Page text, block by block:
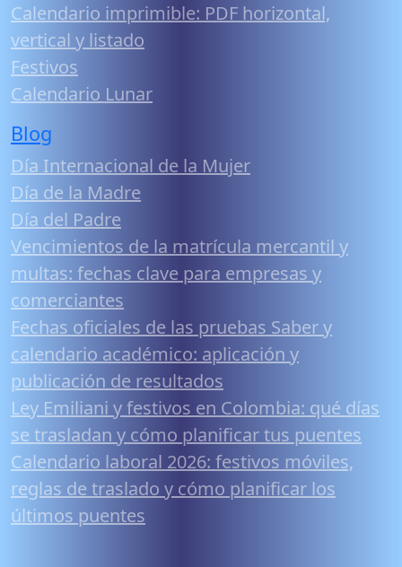
Calendario imprimible: PDF horizontal,
vertical y listado
Festivos
Calendario Lunar
Blog
Día Internacional de la Mujer
Día de la Madre
Día del Padre
Vencimientos de la matrícula mercantil y
multas: fechas clave para empresas y
comerciantes
Fechas oficiales de las pruebas Saber y
calendario académico: aplicación y
publicación de resultados
Ley Emiliani y festivos en Colombia: qué días
se trasladan y cómo planificar tus puentes
Calendario laboral 2026: festivos móviles,
reglas de traslado y cómo planificar los
últimos puentes